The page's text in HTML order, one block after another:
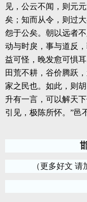
见，公云不闻，则元
矣；知而从令，则过
怨于公矣。朝以远者
动与时戾，事与道反
益可怪，晚发愈可惧
田荒不耕，谷价腾跃
家之民也。如此，则
升有一言，可以解天
引见，极陈所怀。”邑
（更多好文